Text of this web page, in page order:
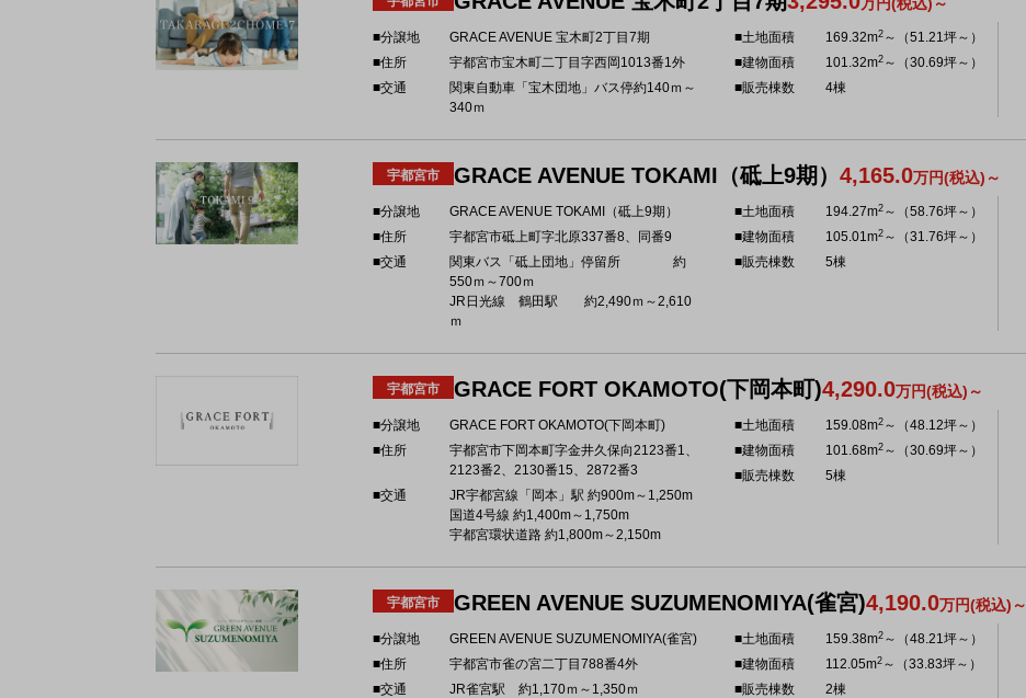
■分譲地
GRACE AVENUE 宝木町2丁目7期
■住所
宇都宮市宝木町二丁目字西岡1013番1外
■交通
関東自動車「宝木団地」バス停約140ｍ～
340ｍ
■土地面積 169.32m2 ～（51.21坪～）
■建物面積
101.32m2 ～（30.69坪～）
■販売棟数
4棟
宇都宮市 GRACE AVENUE TOKAMI（砥上9期） 4,165.0万円(税込)～
■分譲地
GRACE AVENUE TOKAMI（砥上9期）
■住所
宇都宮市砥上町字北原337番8、同番9
■交通
関東バス「砥上団地」停留所 約
550ｍ～700ｍ
JR日光線 鶴田駅 約2,490ｍ～2,610
ｍ
■土地面積 194.27m2 ～（58.76坪～）
■建物面積
105.01m2 ～（31.76坪～）
■販売棟数
5棟
宇都宮市 GRACE FORT OKAMOTO(下岡本町)4,290.0万円(税込)～
■分譲地
GRACE FORT OKAMOTO(下岡本町)
■住所
宇都宮市下岡本町字金井久保向2123番1、
2123番2、2130番15、2872番3
■交通
JR宇都宮線「岡本」駅 約900m～1,250m
国道4号線 約1,400m～1,750m
宇都宮環状道路 約1,800m～2,150m
■土地面積 159.08m2 ～（48.12坪～）
■建物面積
101.68m2 ～（30.69坪～）
■販売棟数
5棟
宇都宮市 GREEN AVENUE SUZUMENOMIYA(雀宮)4,190.0万円(税込)～
■分譲地
GREEN AVENUE SUZUMENOMIYA(雀宮)
■住所
宇都宮市雀の宮二丁目788番4外
■交通
JR雀宮駅 約1,170ｍ～1,350ｍ
■土地面積 159.38m2 ～（48.21坪～）
■建物面積
112.05m2 ～（33.83坪～）
■販売棟数
2棟